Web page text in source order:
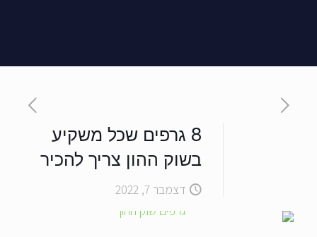
8 גרפים שכל משקיע
בשוק ההון צריך להכיר
דצמבר 7, 2022